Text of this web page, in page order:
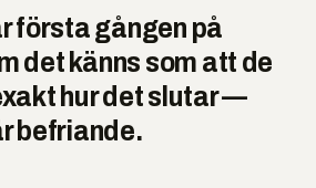
första gången på
det känns som att de
hur det slutar —
befriande.